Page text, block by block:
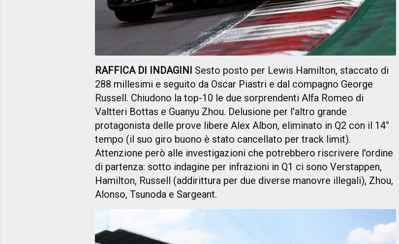
RAFFICA DI INDAGINI Sesto posto per Lewis Hamilton, staccato di
288 millesimi e seguito da Oscar Piastri e dal compagno George
Russell. Chiudono la top-10 le due sorprendenti Alfa Romeo di
Valtteri Bottas e Guanyu Zhou. Delusione per l'altro grande
protagonista delle prove libere Alex Albon, eliminato in Q2 con il 14°
tempo (il suo giro buono è stato cancellato per track limit).
Attenzione però alle investigazioni che potrebbero riscrivere l'ordine
di partenza: sotto indagine per infrazioni in Q1 ci sono Verstappen,
Hamilton, Russell (addirittura per due diverse manovre illegali), Zhou,
Alonso, Tsunoda e Sargeant.